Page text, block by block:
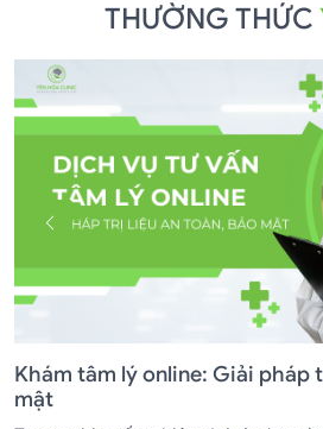
THƯỜNG THỨC
Giải pháp trị liệu linh hoạt,